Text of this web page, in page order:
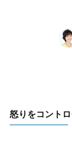
怒りをコント